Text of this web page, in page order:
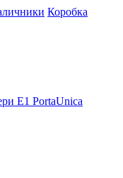
Коробка
E1 PortaUnica